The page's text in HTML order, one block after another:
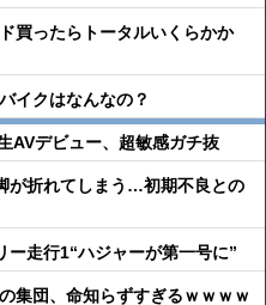
買ったらトータルいくらかか
イクはなんなの？
AVデビュー、超敏感ガチ抜
が折れてしまう…初期不良との
走行1“ハジャーが第一号に”
集団、命知らずすぎるｗｗｗｗ